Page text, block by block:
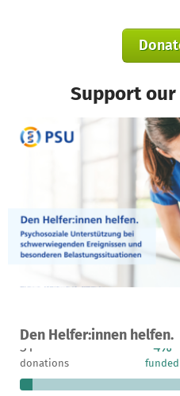
Support
Den Helfer:innen helfen.
A project in München, Germany
31
donations
4%
funded